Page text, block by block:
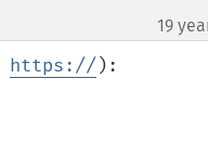
19
https:// ):